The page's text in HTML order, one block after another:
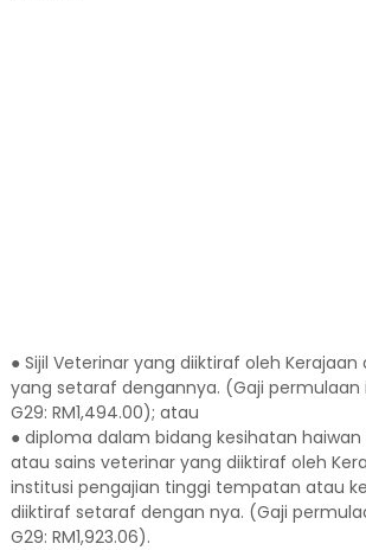
● Sijil Veterinar yang diiktiraf oleh
yang setaraf dengannya. (Gaji permulaan
G29: RM1,494.00); atau
● diploma dalam bidang kesihatan
atau sains veterinar yang diiktiraf oleh
institusi pengajian tinggi tempatan atau
diiktiraf setaraf dengan nya. (Gaji
G29: RM1,923.06).